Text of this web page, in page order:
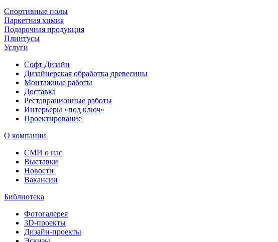
Спортивные полы
Паркетная химия
Подарочная продукция
Плинтусы
Услуги
Софт Дизайн
Дизайнерская обработка древесины
Монтажные работы
Доставка
Реставрационные работы
Интерьеры «под ключ»
Проектирование
О компании
СМИ о нас
Выставки
Новости
Вакансии
Библиотека
Фотогалерея
3D-проекты
Дизайн-проекты